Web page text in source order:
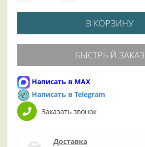
В КОРЗИНУ
БЫСТРЫЙ ЗАКАЗ
Написать в MAX
Написать в Telegram
Заказать звонок
Доставка